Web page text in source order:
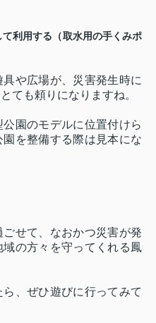
利用する（取水用の手くみポ
や広場が、災害発生時に
ても頼りになりますね。
園のモデルに位置付けら
を整備する際は見本にな
せて、なおかつ災害が発
の方々を守ってくれる鳳
、ぜひ遊びに行ってみて